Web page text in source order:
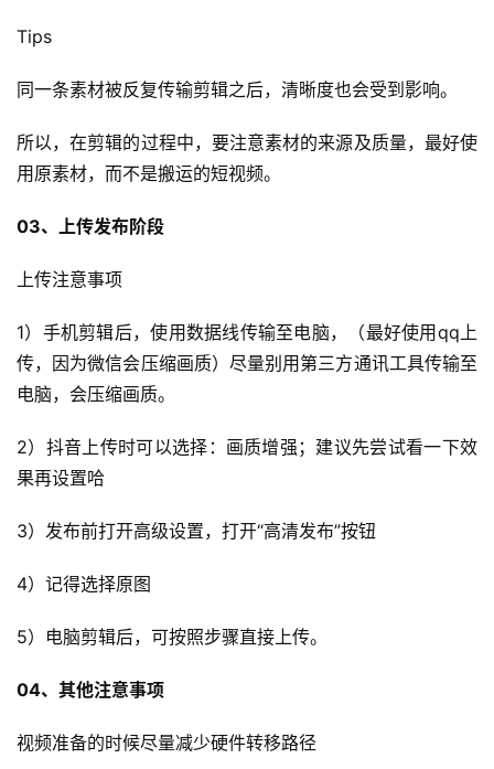
境
科
社
媒
销
境
导
航
Tips
同一条素材被反复传输剪辑之后，清晰度也会受到影响。
所以，在剪辑的过程中，要注意素材的来源及质量，最好使
用原素材，而不是搬运的短视频。
03、上传发布阶段
上传注意事项
1）手机剪辑后，使用数据线传输至电脑，（最好使用qq上
传，因为微信会压缩画质）尽量别用第三方通讯工具传输至
电脑，会压缩画质。
2）抖音上传时可以选择：画质增强；建议先尝试看一下效
果再设置哈
3）发布前打开高级设置，打开“高清发布”按钮
4）记得选择原图
5）电脑剪辑后，可按照步骤直接上传。
04、其他注意事项
视频准备的时候尽量减少硬件转移路径